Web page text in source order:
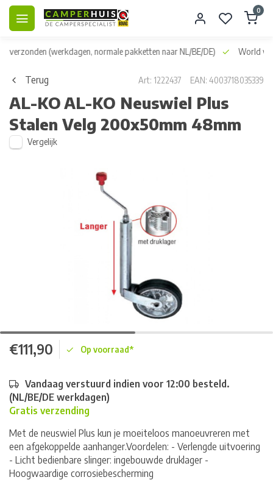
0
verzonden (werkdagen, normale pakketten naar NL/BE/DE) World
Terug Art: 1222437 EAN: 4003718035339
AL-KOAL-KO Neuswiel Plus
Stalen Velg 200x50mm 48mm
Vergelijk
€111,90 Op voorraad*
Vandaag verstuurd indien voor 12:00 besteld.
(NL/BE/DE werkdagen)
Gratis verzending
Met de neuswiel Plus kun je moeiteloos manoeuvreren met
een afgekoppelde aanhanger.Voordelen: - Verlengde uitvoering
- Licht bedienbare slinger: ingebouwde druklager -
Hoogwaardige corrosiebescherming